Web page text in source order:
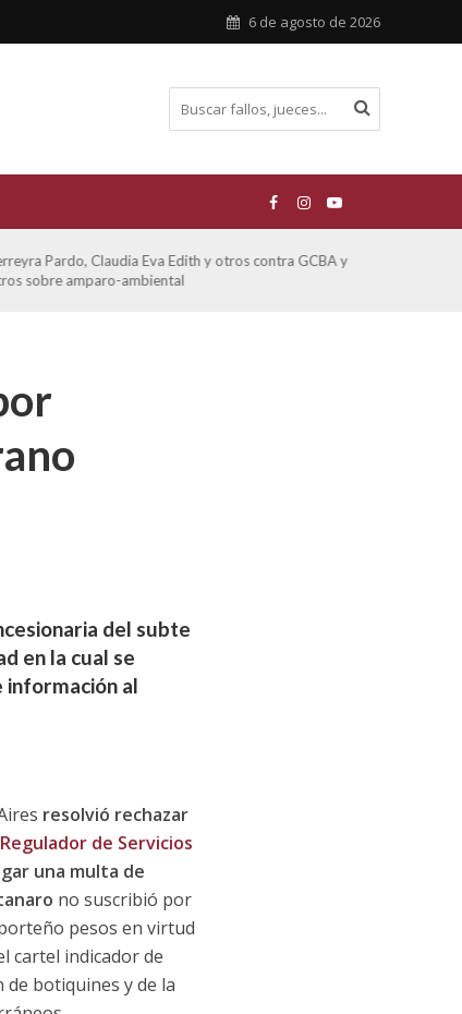
6 de agosto de 2026
GCBA y
ATE contra GCBA sobre amparo – empleo
del subte
en la cual se
información al
resolvió rechazar
de Servicios
una multa de
no suscribió por
pesos en virtud
cartel indicador de
botiquines y de la